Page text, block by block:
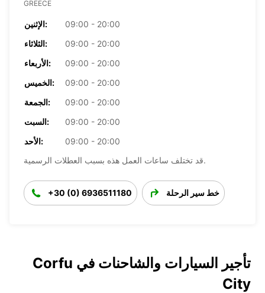
GREECE
الإثنين:
09:00 - 20:00
الثلاثاء:
09:00 - 20:00
الأربعاء:
09:00 - 20:00
الخميس:
09:00 - 20:00
الجمعة:
09:00 - 20:00
السبت:
09:00 - 20:00
الأحد:
09:00 - 20:00
قد تختلف ساعات العمل هذه بسبب العطلات الرسمية.
+30 (0) 6936511180 خط سير الرحلة
تأجير السيارات والشاحنات في Corfu
City